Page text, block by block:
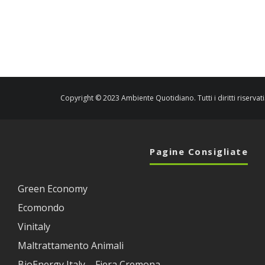
Copyright © 2023 Ambiente Quotidiano. Tutti i diritti riservati.
Pagine Consigliate
Green Economy
Ecomondo
Vinitaly
Maltrattamento Animali